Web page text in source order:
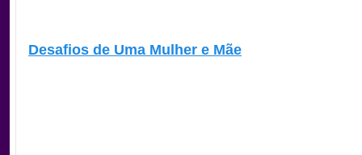
Desafios de Uma Mulher e Mãe